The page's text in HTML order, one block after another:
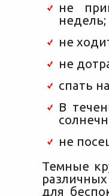
не
недель;
не
не
спать
В
не
Темные
для